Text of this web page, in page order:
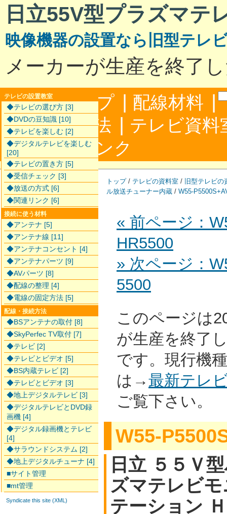
日立55V型プラズマテ
映像機器の設置なら旧型テレ
メーカーが生産を終了
サイトマップ | 配線材料 |
配線接続方法 | テレビ資料
合わせ|リンク
トップ/ テレビの資料室 / 旧型テレビの
ル放送チューナー内蔵 / W55-
« 前ページ：
HR5500
» 次ページ：
5500
このページは
が生産を終了
です。現行機
は→最新テレ
ご覧下さい。
W55-
日立 ５５Ｖ
ズマテレビ
テーション
テレビの設置教室
◆テレビの選び方 [3]
◆DVDの豆知識 [10]
◆テレビを楽しむ [2]
◆デジタルテレビを楽しむ
[20]
◆テレビの置き方 [5]
◆受信チェック [3]
◆放送の方式 [6]
◆関連リンク [6]
接続に使う材料
◆アンテナ [5]
◆アンテナ線 [11]
◆アンテナコンセント [4]
◆アンテナパーツ [9]
◆AVパーツ [8]
◆配線の整理 [4]
◆電線の固定方法 [5]
配線・接続方法
◆BSアンテナの取付 [8]
◆SkyPerfec TV取付 [7]
◆テレビ [2]
◆テレビとビデオ [5]
◆BS内蔵テレビ [2]
◆テレビとビデオ [3]
◆地上デジタルテレビ [3]
◆デジタルテレビとDVD録
画機 [4]
◆デジタル録画機とテレビ
[4]
◆サラウンドシステム [2]
◆地上デジタルチューナ [4]
■サイト管理
■mt管理
Syndicate this site (XML)